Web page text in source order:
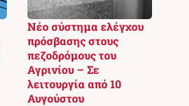
Νέο σύστημα ελέγχου
πρόσβασης στους
πεζοδρόμους του
Αγρινίου – Σε
λειτουργία από 10
Αυγούστου